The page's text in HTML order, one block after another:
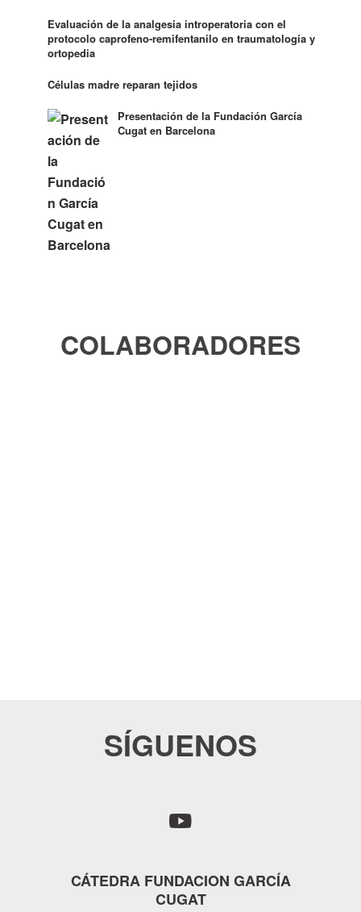
Evaluación de la analgesia introperatoria con el
protocolo caprofeno-remifentanilo en traumatología y
ortopedia
Células madre reparan tejidos
Presentación de la Fundación García
Cugat en Barcelona
COLABORADORES
SÍGUENOS
CÁTEDRA FUNDACION GARCÍA
CUGAT